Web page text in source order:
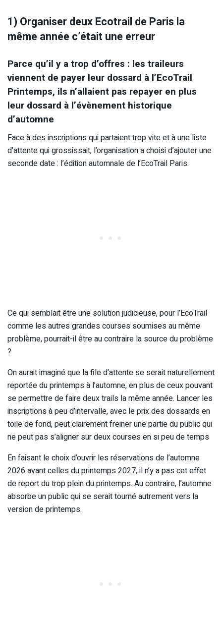
1) Organiser deux Ecotrail de Paris la
même année c’était une erreur
Parce qu’il y a trop d’offres : les traileurs
viennent de payer leur dossard à l’EcoTrail
Printemps, ils n’allaient pas repayer en plus
leur dossard à l’évènement historique
d’automne
Face à des inscriptions qui partaient trop vite et à une liste
d’attente qui grossissait, l’organisation a choisi d’ajouter une
seconde date : l’édition automnale de l’EcoTrail Paris.
Ce qui semblait être une solution judicieuse, pour l’EcoTrail
comme les autres grandes courses soumises au même
problème, pourrait-il être au contraire la source du problème
?
On aurait imaginé que la file d’attente se serait naturellement
reportée du printemps à l’automne, en plus de ceux pouvant
se permettre de faire deux trails la même année. Lancer les
inscriptions à peu d’intervalle, avec le prix des dossards en
toile de fond, peut clairement freiner une partie du public qui
ne peut pas s’aligner sur deux courses en si peu de temps
En faisant le choix d’ouvrir les réservations de l’automne
2026 avant celles du printemps 2027, il n’y a pas cet effet
de report du trop plein du printemps. Au contraire, l’automne
absorbe un public qui se serait tourné autrement vers la
version de printemps.